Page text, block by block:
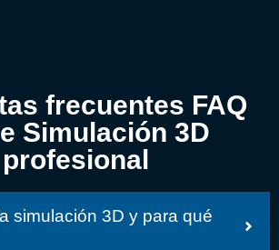
frecuentes FAQ
Simulación 3D
profesional
simulación 3D y para qué